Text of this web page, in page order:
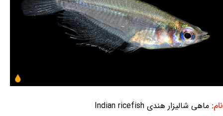
نام: ماهی شالیزار هندی Indian ricefish